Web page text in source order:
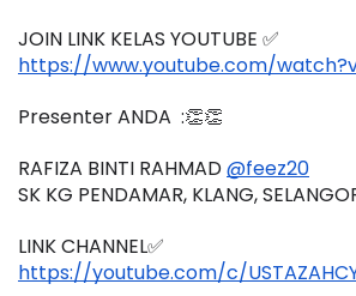
JOIN LINK KELAS YOUTUBE ✅
https://www.youtube.com/
Presenter ANDA  :👏👏
RAFIZA BINTI RAHMAD @feez20
SK KG PENDAMAR, KLANG,
LINK CHANNEL✅
https://youtube.com/c/